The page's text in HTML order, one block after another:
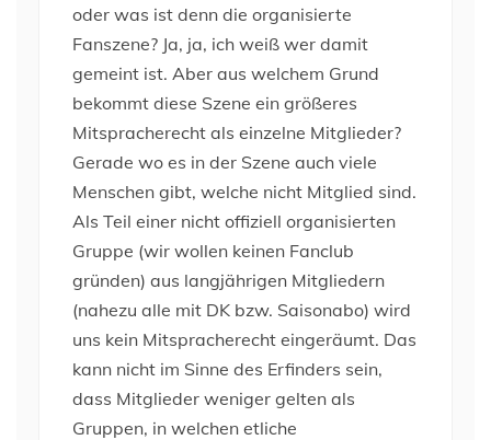
oder was ist denn die organisierte
Fanszene? Ja, ja, ich weiß wer damit
gemeint ist. Aber aus welchem Grund
bekommt diese Szene ein größeres
Mitspracherecht als einzelne Mitglieder?
Gerade wo es in der Szene auch viele
Menschen gibt, welche nicht Mitglied sind.
Als Teil einer nicht offiziell organisierten
Gruppe (wir wollen keinen Fanclub
gründen) aus langjährigen Mitgliedern
(nahezu alle mit DK bzw. Saisonabo) wird
uns kein Mitspracherecht eingeräumt. Das
kann nicht im Sinne des Erfinders sein,
dass Mitglieder weniger gelten als
Gruppen, in welchen etliche